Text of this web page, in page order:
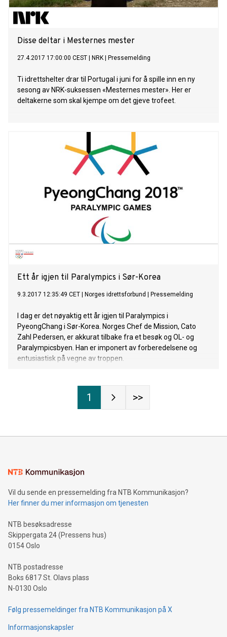
Disse deltar i Mesternes mester
27.4.2017 17:00:00 CEST NRK Pressemelding
Ti idrettshelter drar til Portugal i juni for å spille inn en ny
sesong av NRK-suksessen «Mesternes mester». Her er
deltakerne som skal kjempe om det gjeve trofeet.
Ett år igjen til Paralympics i Sør-Korea
9.3.2017 12:35:49 CET Norges idrettsforbund Pressemelding
I dag er det nøyaktig ett år igjen til Paralympics i
PyeongChang i Sør-Korea. Norges Chef de Mission, Cato
Zahl Pedersen, er akkurat tilbake fra et besøk og OL- og
Paralympicsbyen. Han er imponert av forberedelsene og
entusiastisk på vegne av troppen.
1 >>
Vil du sende en pressemelding fra NTB Kommunikasjon?
Her finner du mer informasjon om tjenesten
NTB besøksadresse
Skippergata 24 (Pressens hus)
0154 Oslo
NTB postadresse
Boks 6817 St. Olavs plass
N-0130 Oslo
Følg pressemeldinger fra NTB Kommunikasjon på X
Informasjonskapsler